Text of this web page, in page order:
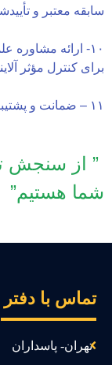
معتبر و
۱۰- ارائه مشاوره
کنترل مؤثر
از سنجش تا
هستیم”
با دفتر
تهران- پاسداران